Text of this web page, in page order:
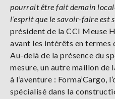
pourrait être fait demain
l’esprit que le savoir-faire
président de la CCI Meuse
avant les intérêts en termes
Au-delà de la présence du
mesure, un autre maillon de
à l’aventure : Forma’Cargo,
spécialisé dans la